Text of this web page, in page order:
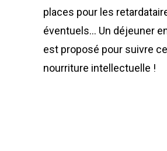
places pour les
éventuels… Un déjeuner
est proposé pour suivre
nourriture intellectuelle !